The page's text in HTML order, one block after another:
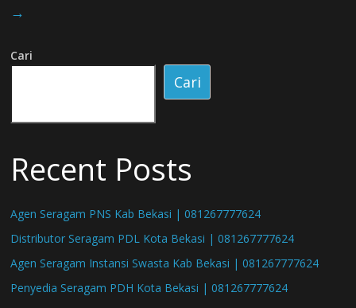
→
Cari
Cari
Recent Posts
Agen Seragam PNS Kab Bekasi | 081267777624
Distributor Seragam PDL Kota Bekasi | 081267777624
Agen Seragam Instansi Swasta Kab Bekasi | 081267777624
Penyedia Seragam PDH Kota Bekasi | 081267777624